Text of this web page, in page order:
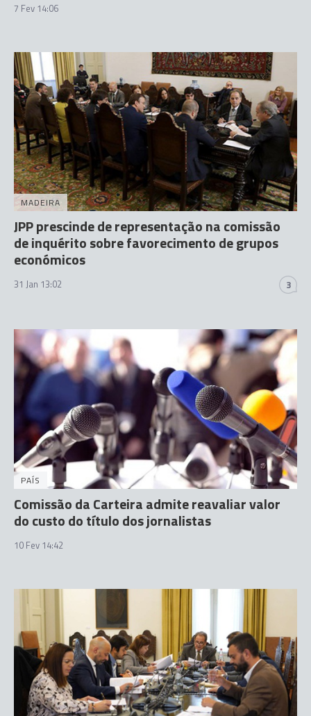
7 Fev 14:06
MADEIRA
JPP prescinde de representação na comissão
de inquérito sobre favorecimento de grupos
económicos
31 Jan 13:02 3
PAÍS
Comissão da Carteira admite reavaliar valor
do custo do título dos jornalistas
10 Fev 14:42